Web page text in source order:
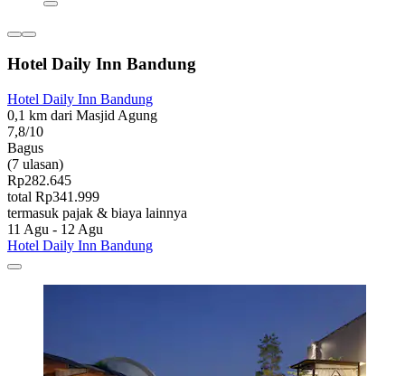
Hotel Daily Inn Bandung
Hotel Daily Inn Bandung
0,1 km dari Masjid Agung
7,8/10
Bagus
(7 ulasan)
Rp282.645
total Rp341.999
termasuk pajak & biaya lainnya
11 Agu - 12 Agu
Hotel Daily Inn Bandung